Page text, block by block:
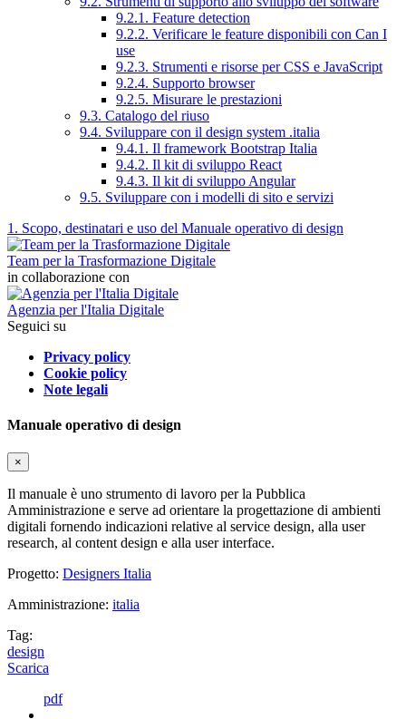
9.2.1. Feature detection
9.2.2. Verificare le feature disponibili con Can I
use
9.2.3. Strumenti e risorse per CSS e JavaScript
9.2.4. Supporto browser
9.2.5. Misurare le prestazioni
9.3. Catalogo del riuso
9.4. Sviluppare con il design system .italia
9.4.1. Il framework Bootstrap Italia
9.4.2. Il kit di sviluppo React
9.4.3. Il kit di sviluppo Angular
9.5. Sviluppare con i modelli di sito e servizi
1. Scopo, destinatari e uso del Manuale operativo di design
Team per la Trasformazione Digitale
in collaborazione con
Agenzia per l'Italia Digitale
Seguici su
Privacy policy
Cookie policy
Note legali
Manuale operativo di design
×
Il manuale è uno strumento di lavoro per la Pubblica
Amministrazione e serve ad orientare la progettazione di ambienti
digitali fornendo indicazioni relative al service design, alla user
research, al content design e alla user interface.
Progetto: Designers Italia
Amministrazione: italia
Tag:
design
Scarica
pdf